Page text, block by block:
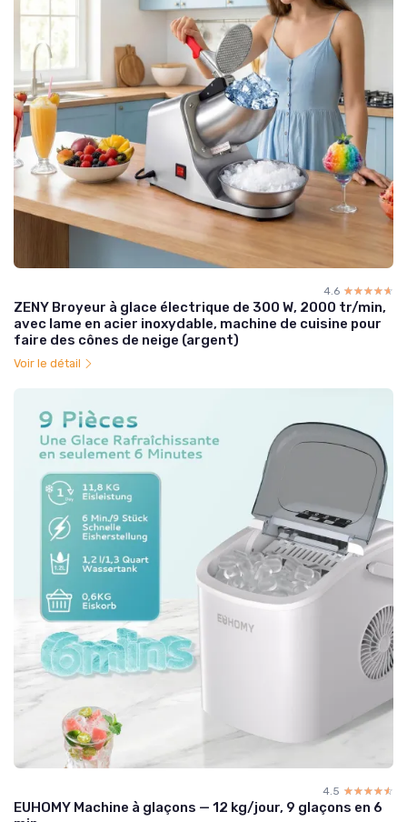
4.6 ☆☆☆☆☆
★★★★★
ZENY Broyeur à glace électrique de 300 W, 2000 tr/min,
avec lame en acier inoxydable, machine de cuisine pour
faire des cônes de neige (argent)
Voir le détail
4.5 ☆☆☆☆☆
★★★★★
EUHOMY Machine à glaçons — 12 kg/jour, 9 glaçons en 6